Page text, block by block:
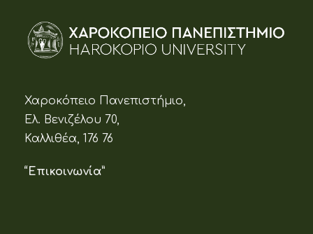
Χαροκόπειο Πανεπιστήμιο,
Ελ. Βενιζέλου 70,
Καλλιθέα, 176 76
“Επικοινωνία”